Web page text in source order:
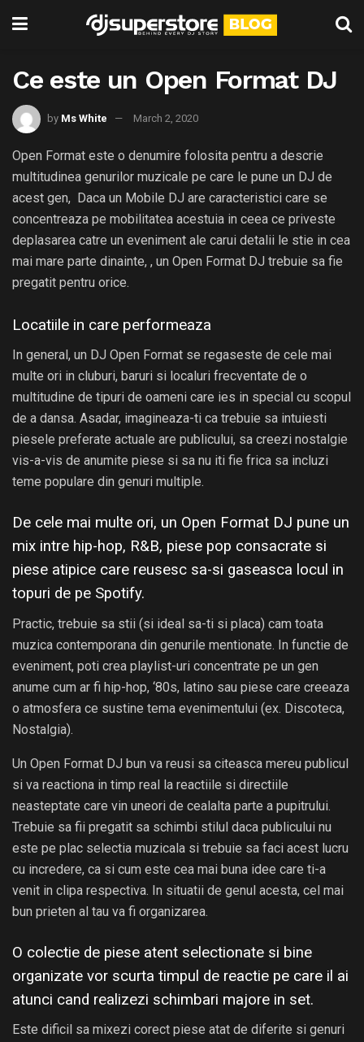
Ce este un Open Format DJ
by Ms White March 2, 2020
Open Format este o denumire folosita pentru a descrie
multitudinea genurilor muzicale pe care le pune un DJ de
acest gen, Daca un Mobile DJ are caracteristici care se
concentreaza pe mobilitatea acestuia in ceea ce priveste
deplasarea catre un eveniment ale carui detalii le stie in cea
mai mare parte dinainte, , un Open Format DJ trebuie sa fie
pregatit pentru orice.
Locatiile in care performeaza
In general, un DJ Open Format se regaseste de cele mai
multe ori in cluburi, baruri si localuri frecventate de o
multitudine de tipuri de oameni care ies in special cu scopul
de a dansa. Asadar, imagineaza-ti ca trebuie sa intuiesti
piesele preferate actuale are publicului, sa creezi nostalgie
vis-a-vis de anumite piese si sa nu iti fie frica sa incluzi
teme populare din genuri multiple.
De cele mai multe ori, un Open Format DJ pune un
mix intre hip-hop, R&B, piese pop consacrate si
piese atipice care reusesc sa-si gaseasca locul in
topuri de pe Spotify.
Practic, trebuie sa stii (si ideal sa-ti si placa) cam toata
muzica contemporana din genurile mentionate. In functie de
eveniment, poti crea playlist-uri concentrate pe un gen
anume cum ar fi hip-hop, ‘80s, latino sau piese care creeaza
o atmosfera ce sustine tema evenimentului (ex. Discoteca,
Nostalgia).
Un Open Format DJ bun va reusi sa citeasca mereu publicul
si va reactiona in timp real la reactiile si directiile
neasteptate care vin uneori de cealalta parte a pupitrului.
Trebuie sa fii pregatit sa schimbi stilul daca publicului nu
este pe plac selectia muzicala si trebuie sa faci acest lucru
cu incredere, ca si cum este cea mai buna idee care ti-a
venit in clipa respectiva. In situatii de genul acesta, cel mai
bun prieten al tau va fi organizarea.
O colectie de piese atent selectionate si bine
organizate vor scurta timpul de reactie pe care il ai
atunci cand realizezi schimbari majore in set.
Este dificil sa mixezi corect piese atat de diferite si genuri